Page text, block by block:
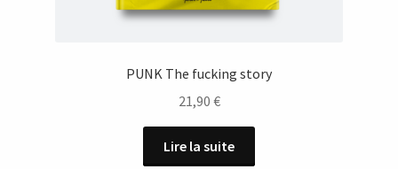
PUNK The fucking story
21,90 €
Lire la suite